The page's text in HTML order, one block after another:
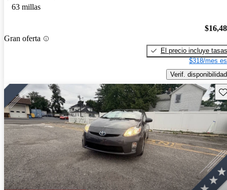
63 millas
Gran oferta
El precio incluye tasas
$318/mes
Verif. disponibilidad